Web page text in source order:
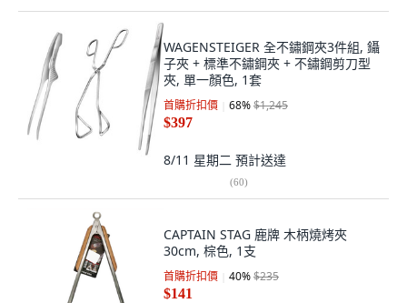
WAGENSTEIGER 全不鏽鋼夾3件組, 鑷
子夾 + 標準不鏽鋼夾 + 不鏽鋼剪刀型
夾, 單一顏色, 1套
首購折扣價 68%$1,245
$397
8/11 星期二 預計送達
(60)
CAPTAIN STAG 鹿牌 木柄燒烤夾
30cm, 棕色, 1支
首購折扣價 40%$235
$141